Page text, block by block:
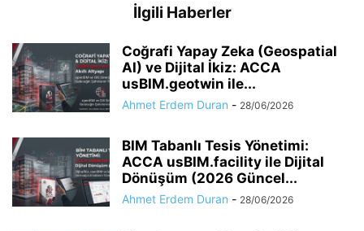
İlgili Haberler
Coğrafi Yapay Zeka (Geospatial
AI) ve Dijital İkiz: ACCA
usBIM.geotwin ile...
Ahmet Erdem Duran - 28/06/2026
BIM Tabanlı Tesis Yönetimi:
ACCA usBIM.facility ile Dijital
Dönüşüm (2026 Güncel...
Ahmet Erdem Duran - 28/06/2026